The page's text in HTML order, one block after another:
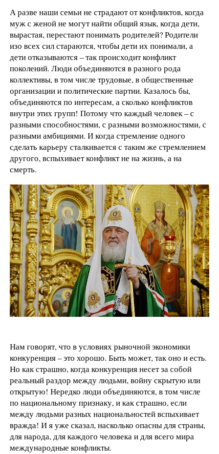
А разве наши семьи не страдают от конфликтов, когда
муж с женой не могут найти общий язык, когда дети,
вырастая, перестают понимать родителей? Родители
изо всех сил стараются, чтобы дети их понимали, а
дети отказываются – так происходит конфликт
поколений. Люди объединяются в разного рода
коллективы, в том числе трудовые, в общественные
организации и политические партии. Казалось бы,
объединяются по интересам, а сколько конфликтов
внутри этих групп! Потому что каждый человек – с
разными способностями, с разными возможностями, с
разными амбициями. И когда стремление одного
сделать карьеру сталкивается с таким же стремлением
другого, вспыхивает конфликт не на жизнь, а на
смерть.
Нам говорят, что в условиях рыночной экономики
конкуренция – это хорошо. Быть может, так оно и есть.
Но как страшно, когда конкуренция несет за собой
реальный раздор между людьми, войну скрытую или
открытую! Нередко люди объединяются, в том числе
по национальному признаку, и как страшно, если
между людьми разных национальностей вспыхивает
вражда! И я уже сказал, насколько опасны для страны,
для народа, для каждого человека и для всего мира
международные конфликты.